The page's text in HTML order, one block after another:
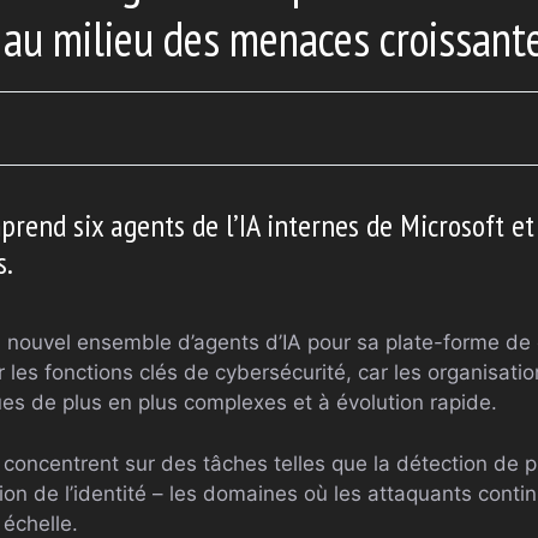
milieu des menaces
six agents de l’IA internes de Microsoft
ensemble d’agents d’IA pour sa plate-forme
les fonctions clés de cybersécurité, car les
de plus en plus complexes et à évolution rapide.
sur des tâches telles que la détection de
de l’identité – les domaines où les attaquants